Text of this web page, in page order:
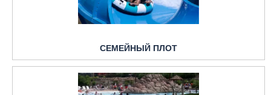
СЕМЕЙНЫЙ ПЛОТ